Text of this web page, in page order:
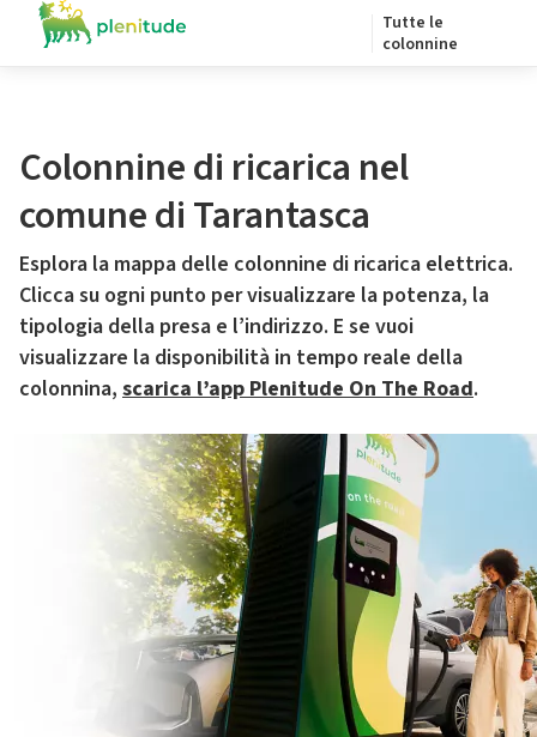
Tutte le
colonnine
Colonnine di ricarica nel
comune di Tarantasca
Esplora la mappa delle colonnine di ricarica elettrica.
Clicca su ogni punto per visualizzare la potenza, la
tipologia della presa e l’indirizzo. E se vuoi
visualizzare la disponibilità in tempo reale della
colonnina, scarica l’app Plenitude On The Road.